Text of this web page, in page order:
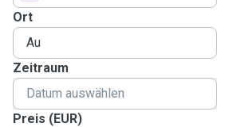
Ort
Zeitraum
Preis (EUR)